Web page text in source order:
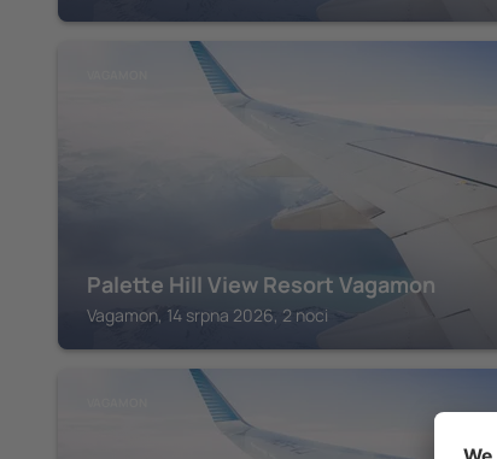
Palette Hill View Resort Vagamon
Vagamon, 14 srpna 2026, 2 noci